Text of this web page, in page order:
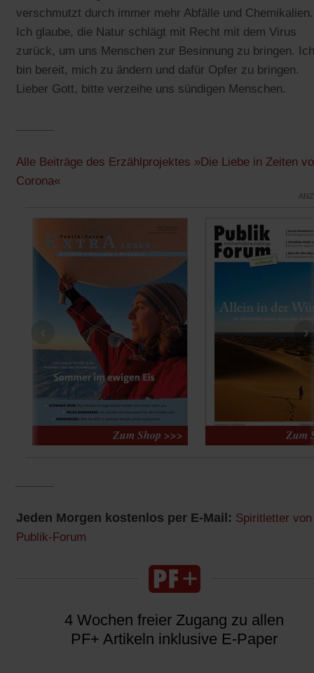
verschmutzt durch immer mehr Abfälle und Chemikalien.
Ich glaube, die Natur schlägt mit Recht mit dem Virus
zurück, um uns Menschen zur Besinnung zu bringen. Ich
bin bereit, mich zu ändern und dafür Opfer zu bringen.
Lieber Gott, bitte verzeihe uns sündigen Menschen.
Alle Beiträge des Erzählprojektes »Die Liebe in Zeiten
Corona«
‹ ›
Jeden Morgen kostenlos per E-Mail: Spiritletter von
Publik-Forum
4 Wochen freier Zugang zu allen
PF+ Artikeln inklusive E-Paper